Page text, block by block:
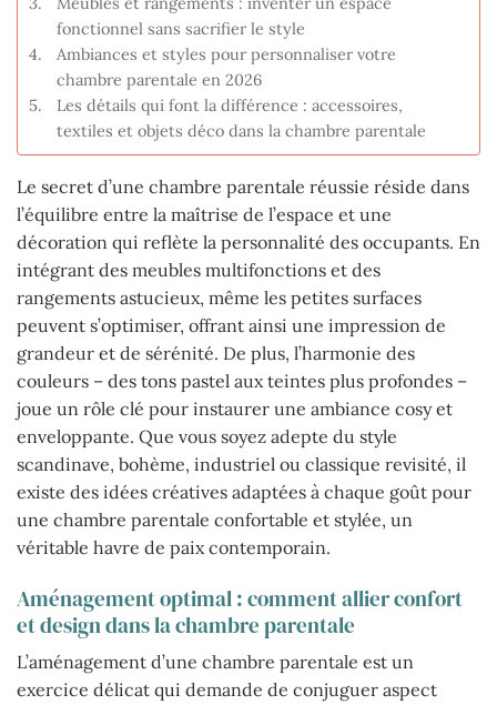
fonctionnel sans sacrifier le style
Ambiances et styles pour personnaliser votre
chambre parentale en 2026
Les détails qui font la différence : accessoires,
textiles et objets déco dans la chambre parentale
Le secret d’une chambre parentale réussie réside dans
l’équilibre entre la maîtrise de l’espace et une
décoration qui reflète la personnalité des occupants. En
intégrant des meubles multifonctions et des
rangements astucieux, même les petites surfaces
peuvent s’optimiser, offrant ainsi une impression de
grandeur et de sérénité. De plus, l’harmonie des
couleurs – des tons pastel aux teintes plus profondes –
joue un rôle clé pour instaurer une ambiance cosy et
enveloppante. Que vous soyez adepte du style
scandinave, bohème, industriel ou classique revisité, il
existe des idées créatives adaptées à chaque goût pour
une chambre parentale confortable et stylée, un
véritable havre de paix contemporain.
Aménagement optimal : comment allier confort
et design dans la chambre parentale
L’aménagement d’une chambre parentale est un
exercice délicat qui demande de conjuguer aspect